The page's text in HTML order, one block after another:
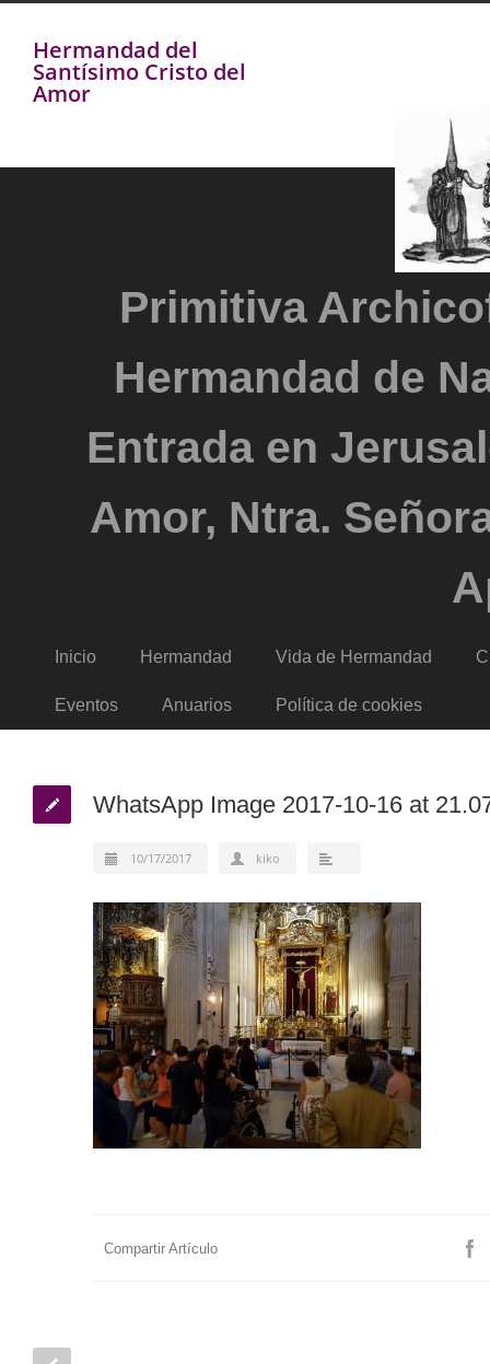
Hermandad del
Santísimo Cristo del
Amor
Primitiva
Hermandad de
Entrada en
Amor, Ntra.
Inicio Hermandad Vida de Hermandad
Eventos Anuarios Política de cookies
WhatsApp Image 2017-10-16 at
10/17/2017 kiko
Compartir Artículo